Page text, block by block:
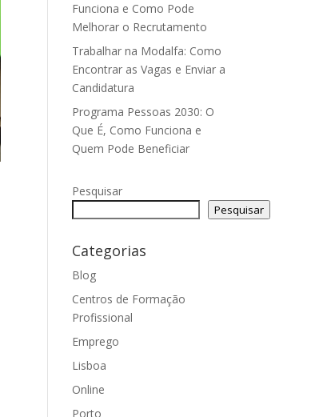
Funciona e Como Pode
Melhorar o Recrutamento
Trabalhar na Modalfa: Como
Encontrar as Vagas e Enviar a
Candidatura
Programa Pessoas 2030: O
Que É, Como Funciona e
Quem Pode Beneficiar
Pesquisar
Pesquisar
Categorias
Blog
Centros de Formação
Profissional
Emprego
Lisboa
Online
Porto